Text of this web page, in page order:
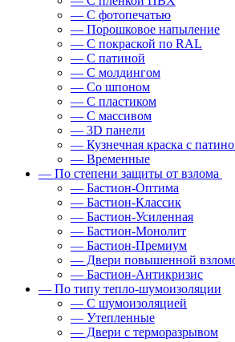
— С фотопечатью
— Порошковое напыление
— С покраской по RAL
— С патиной
— С молдингом
— Со шпоном
— С пластиком
— С массивом
— 3D панели
— Кузнечная краска с
— Временные
— По степени защиты от взлома
— Бастион-Оптима
— Бастион-Классик
— Бастион-Усиленная
— Бастион-Монолит
— Бастион-Премиум
— Двери повышенной
— Бастион-Антикризис
— По типу тепло-шумоизоляции
— С шумоизоляцией
— Утепленные
— Двери с терморазрывом